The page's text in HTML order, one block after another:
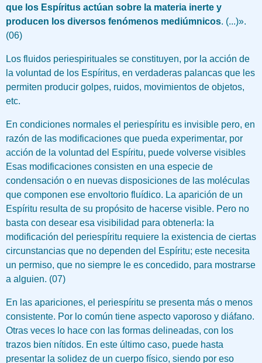
que los Espíritus actúan sobre la materia inerte y
producen los diversos fenómenos mediúmnicos. (...)».
(06)
Los fluidos periespirituales se constituyen, por la acción de
la voluntad de los Espíritus, en verdaderas palancas que les
permiten producir golpes, ruidos, movimientos de objetos,
etc.
En condiciones normales el periespíritu es invisible pero, en
razón de las modificaciones que pueda experimentar, por
acción de la voluntad del Espíritu, puede volverse visibles
Esas modificaciones consisten en una especie de
condensación o en nuevas disposiciones de las moléculas
que componen ese envoltorio fluídico. La aparición de un
Espíritu resulta de su propósito de hacerse visible. Pero no
basta con desear esa visibilidad para obtenerla: la
modificación del periespíritu requiere la existencia de ciertas
circunstancias que no dependen del Espíritu; este necesita
un permiso, que no siempre le es concedido, para mostrarse
a alguien. (07)
En las apariciones, el periespíritu se presenta más o menos
consistente. Por lo común tiene aspecto vaporoso y diáfano.
Otras veces lo hace con las formas delineadas, con los
trazos bien nítidos. En este último caso, puede hasta
presentar la solidez de un cuerpo físico, siendo por eso